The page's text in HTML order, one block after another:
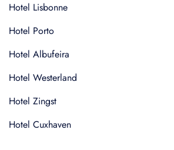
Hotel Lisbonne
Hotel Porto
Hotel Albufeira
Hotel Westerland
Hotel Zingst
Hotel Cuxhaven